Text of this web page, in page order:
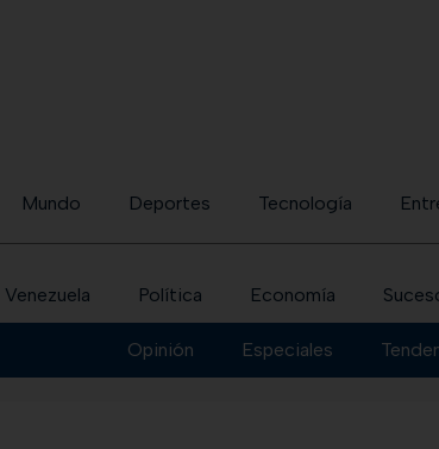
Mundo Deportes Tecnología
Venezuela Política Economía
Opinión Especiales